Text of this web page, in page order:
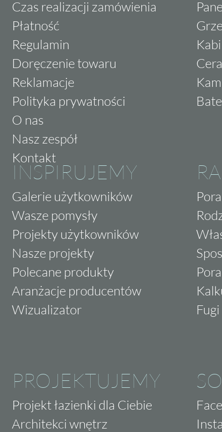
Czas realizacji zamówienia
Płatność
Regulamin
Doręczenie towaru
Reklamacje
Polityka prywatności
O nas
Nasz zespół
Kontakt
INSPIRUJEMY
Galerie użytkowników
Wasze pomysły
Projekty użytkowników
Nasze projekty
Polecane produkty
Aranżacje producentów
Wizualizator
PROJEKTUJEMY
Projekt łazienki dla Ciebie
Architekci wnętrz